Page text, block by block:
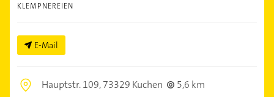
KLEMPNEREIEN
E-Mail
Hauptstr. 109,73329 Kuchen
5,6 km